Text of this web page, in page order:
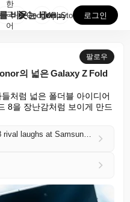
삼성의 작은 배터리를 비웃는 Honor의 넓은 Gala...
한
국
어
GooglePlay
AppStore 로그인
팔로우
의 넓은 Galaxy Z Fold
처럼 넓은 폴더블 아이디어
8을 장난감처럼 보이게 만드
Honor’s wide Galaxy Z Fold 8 rival laughs at Samsung’s tiny battery in leak, Robot Phone in August